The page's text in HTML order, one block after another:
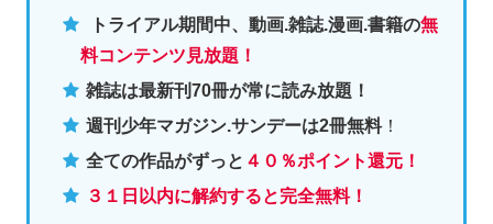
トライアル期間中、動画.雑誌.漫画.書籍の無
料コンテンツ見放題！
雑誌は最新刊70冊が常に読み放題！
週刊少年マガジン.サンデーは2冊無料！
全ての作品がずっと ４０％ポイント還元！
３１日以内に解約すると完全無料！